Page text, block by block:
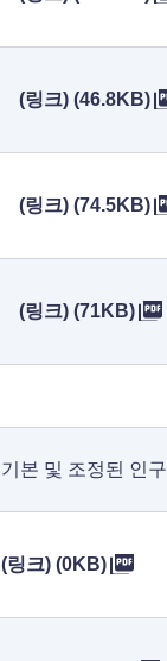
(링크) (46.8KB)
(링크) (74.5KB)
(링크) (71KB)
기본 및 조정된 인구
(링크) (0KB)